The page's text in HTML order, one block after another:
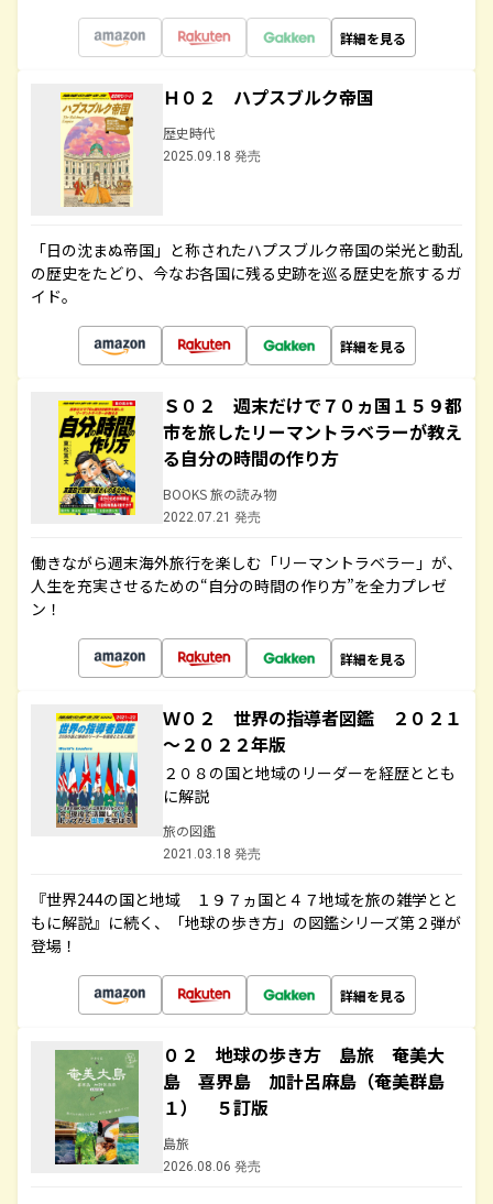
詳細を見る
Ｈ０２ ハプスブルク帝国
歴史時代
2025.09.18 発売
「日の沈まぬ帝国」と称されたハプスブルク帝国の栄光と動乱
の歴史をたどり、今なお各国に残る史跡を巡る歴史を旅するガ
イド。
詳細を見る
Ｓ０２ 週末だけで７０ヵ国１５９都
市を旅したリーマントラベラーが教え
る自分の時間の作り方
BOOKS 旅の読み物
2022.07.21 発売
働きながら週末海外旅行を楽しむ「リーマントラベラー」が、
人生を充実させるための“自分の時間の作り方”を全力プレゼ
ン！
詳細を見る
Ｗ０２ 世界の指導者図鑑 ２０２１
～２０２２年版
２０８の国と地域のリーダーを経歴ととも
に解説
旅の図鑑
2021.03.18 発売
『世界244の国と地域 １９７ヵ国と４７地域を旅の雑学とと
もに解説』に続く、「地球の歩き方」の図鑑シリーズ第２弾が
登場！
詳細を見る
０２ 地球の歩き方 島旅 奄美大
島 喜界島 加計呂麻島（奄美群島
１） ５訂版
島旅
2026.08.06 発売